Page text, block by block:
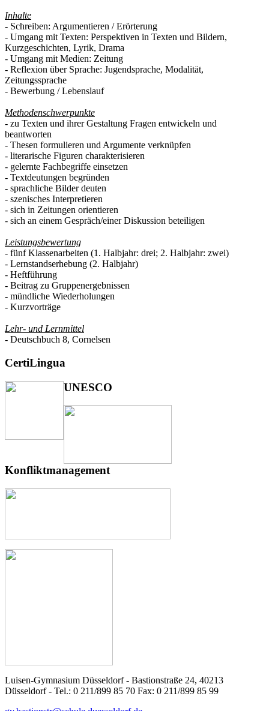
Inhalte
- Schreiben: Argumentieren / Erörterung
- Umgang mit Texten: Perspektiven in Texten und Bildern,
Kurzgeschichten, Lyrik, Drama
- Umgang mit Medien: Zeitung
- Reflexion über Sprache: Jugendsprache, Modalität,
Zeitungssprache
- Bewerbung / Lebenslauf
Methodenschwerpunkte
- zu Texten und ihrer Gestaltung Fragen entwickeln und
beantworten
- Thesen formulieren und Argumente verknüpfen
- literarische Figuren charakterisieren
- gelernte Fachbegriffe einsetzen
- Textdeutungen begründen
- sprachliche Bilder deuten
- szenisches Interpretieren
- sich in Zeitungen orientieren
- sich an einem Gespräch/einer Diskussion beteiligen
Leistungsbewertung
- fünf Klassenarbeiten (1. Halbjahr: drei; 2. Halbjahr: zwei)
- Lernstandserhebung (2. Halbjahr)
- Heftführung
- Beitrag zu Gruppenergebnissen
- mündliche Wiederholungen
- Kurzvorträge
Lehr- und Lernmittel
- Deutschbuch 8, Cornelsen
CertiLingua
UNESCO
Konfliktmanagement
Luisen-Gymnasium Düsseldorf - Bastionstraße 24, 40213
Düsseldorf - Tel.: 0 211/899 85 70 Fax: 0 211/899 85 99